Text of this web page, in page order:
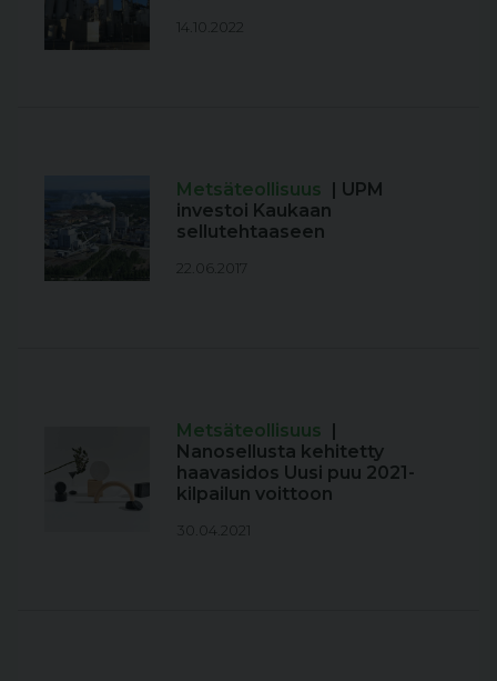
14.10.2022
Metsäteollisuus
| UPM
investoi Kaukaan
sellutehtaaseen
22.06.2017
Metsäteollisuus
Nanosellusta kehitetty
haavasidos Uusi puu 2021-
kilpailun voittoon
30.04.2021